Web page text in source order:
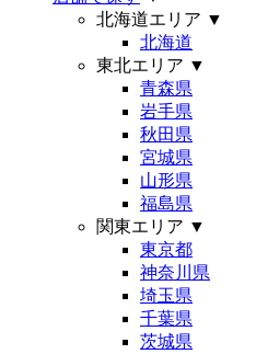
北海道エリア ▼
北海道
東北エリア ▼
青森県
岩手県
秋田県
宮城県
山形県
福島県
関東エリア ▼
東京都
神奈川県
埼玉県
千葉県
茨城県